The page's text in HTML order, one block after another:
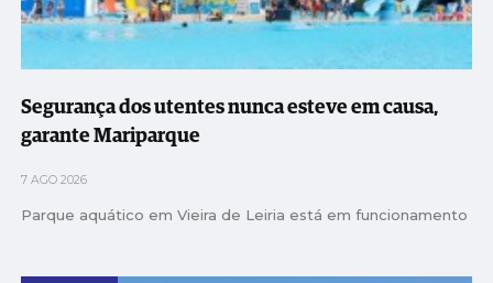
Segurança dos utentes nunca esteve em causa,
garante Mariparque
7 AGO 2026
Parque aquático em Vieira de Leiria está em funcionamento